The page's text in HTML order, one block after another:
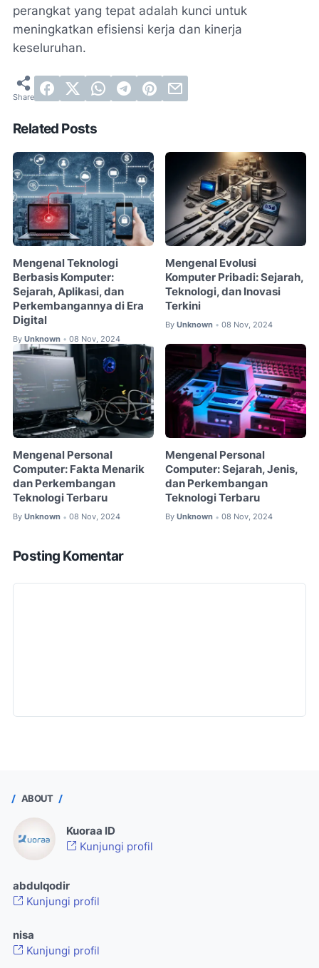
perangkat yang tepat adalah kunci untuk
meningkatkan efisiensi kerja dan kinerja
keseluruhan.
Related Posts
Mengenal Teknologi
Berbasis Komputer:
Sejarah, Aplikasi, dan
Perkembangannya di Era
Digital
By Unknown • 08 Nov, 2024
Mengenal Evolusi
Komputer Pribadi: Sejarah,
Teknologi, dan Inovasi
Terkini
By Unknown • 08 Nov, 2024
Mengenal Personal
Computer: Fakta Menarik
dan Perkembangan
Teknologi Terbaru
By Unknown • 08 Nov, 2024
Mengenal Personal
Computer: Sejarah, Jenis,
dan Perkembangan
Teknologi Terbaru
By Unknown • 08 Nov, 2024
Posting Komentar
ABOUT
Kuoraa ID
Kunjungi profil
abdulqodir
Kunjungi profil
nisa
Kunjungi profil